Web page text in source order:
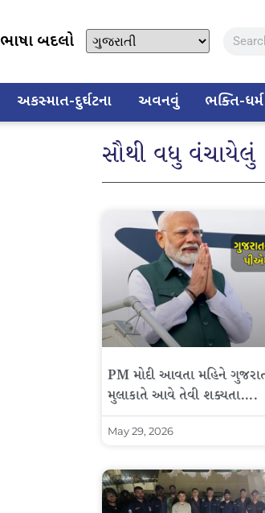
ભાષા બદલો
અકસ્માત-દુર્ઘટના અવનવું ભક્તિ-ધર્મ
સૌથી વધુ વંચાયેલું
PM મોદી આવતા મહિને
મુલાકાતે આવે તેવી શક્યતા….
May 29, 2026